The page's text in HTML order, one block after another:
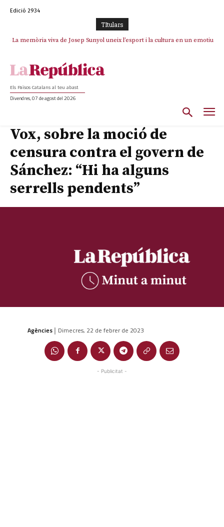
Edició 2934
TItulars
La memòria viva de Josep Sunyol uneix l’esport i la cultura en un emotiu
Els Països Catalans al teu abast
Divendres, 07 de agost del 2026
Vox, sobre la moció de
censura contra el govern de
Sánchez: “Hi ha alguns
serrells pendents”
Agències | Dimecres, 22 de febrer de 2023
- Publicitat -